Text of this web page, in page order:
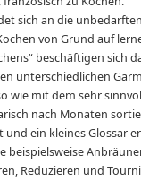
sich an die
von Grund auf
beschäftigen sich
unterschiedlichen
wie mit dem sehr
nach Monaten
ein kleines Glossar
beispielsweise
Reduzieren und